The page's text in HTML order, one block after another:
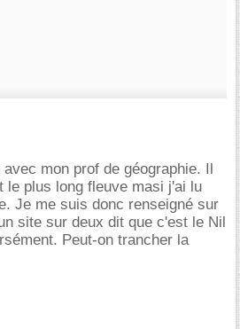
mon prof de géographie. Il
le plus long fleuve masi j'ai lu
Je me suis donc renseigné sur
site sur deux dit que c'est le Nil
Peut-on trancher la